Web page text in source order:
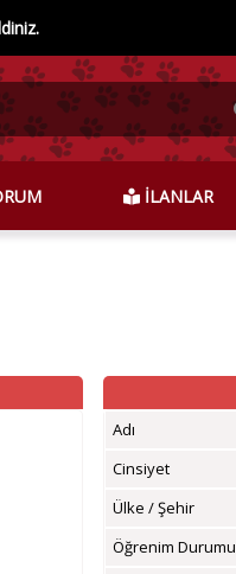
İLANLAR
Adı
Cinsiyet
Ülke / Şehir
Öğrenim Durumu